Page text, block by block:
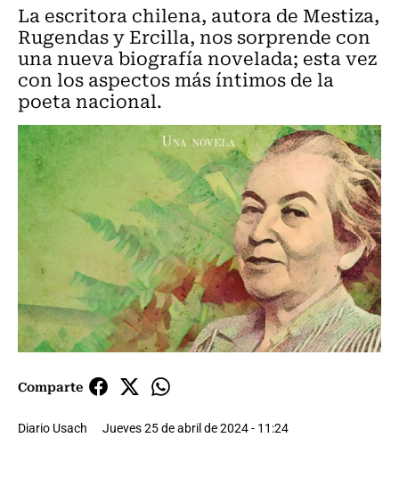
La escritora chilena, autora de Mestiza,
Rugendas y Ercilla, nos sorprende con
una nueva biografía novelada; esta vez
con los aspectos más íntimos de la
poeta nacional.
Comparte
Diario Usach Jueves 25 de abril de 2024 - 11:24